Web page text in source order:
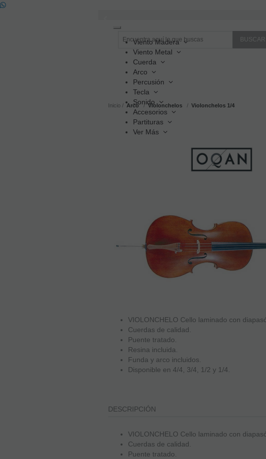
navigation
Viento Madera
Viento Metal
Cuerda
Arco
Percusión
Tecla
Sonido
Accesorios
Partituras
Ver Más
Inicio Arco Violonchelos Violonchelos 1/4
VIOLONCHELO Cello laminado con
Cuerdas de calidad.
Puente tratado.
Resina incluida.
Funda y arco incluidos.
Disponible en 4/4, 3/4, 1/2 y 1/4.
DESCRIPCIÓN
VIOLONCHELO Cello laminado con
Cuerdas de calidad.
Puente tratado.